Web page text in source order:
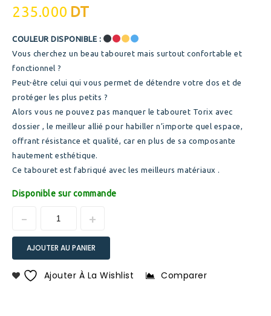
235.000 DT
COULEUR DISPONIBLE :
Vous cherchez un beau tabouret mais surtout confortable et
fonctionnel ?
Peut-être celui qui vous permet de détendre votre dos et de
protéger les plus petits ?
Alors vous ne pouvez pas manquer le tabouret Torix avec
dossier , le meilleur allié pour habiller n’importe quel espace,
offrant résistance et qualité, car en plus de sa composante
hautement esthétique.
Ce tabouret est fabriqué avec les meilleurs matériaux .
Disponible sur commande
AJOUTER AU PANIER
Ajouter À La Wishlist Comparer